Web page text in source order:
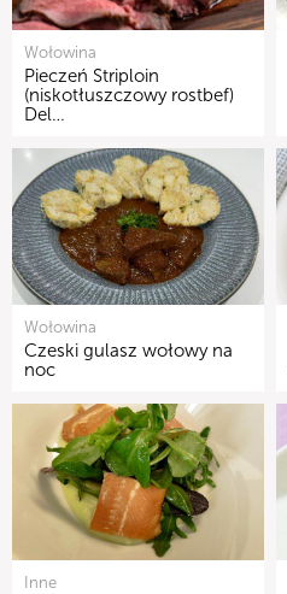
Wołowina
Pieczeń Striploin
(niskotłuszczowy rostbef)
Del…
Wołowina
Czeski gulasz wołowy na
noc
Inne